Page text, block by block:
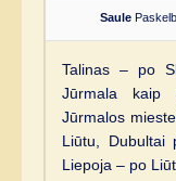
Saule
Talinas – po
Jūrmala kaip
Jūrmalos
Liūtu, Dubultai
Liepoja – po